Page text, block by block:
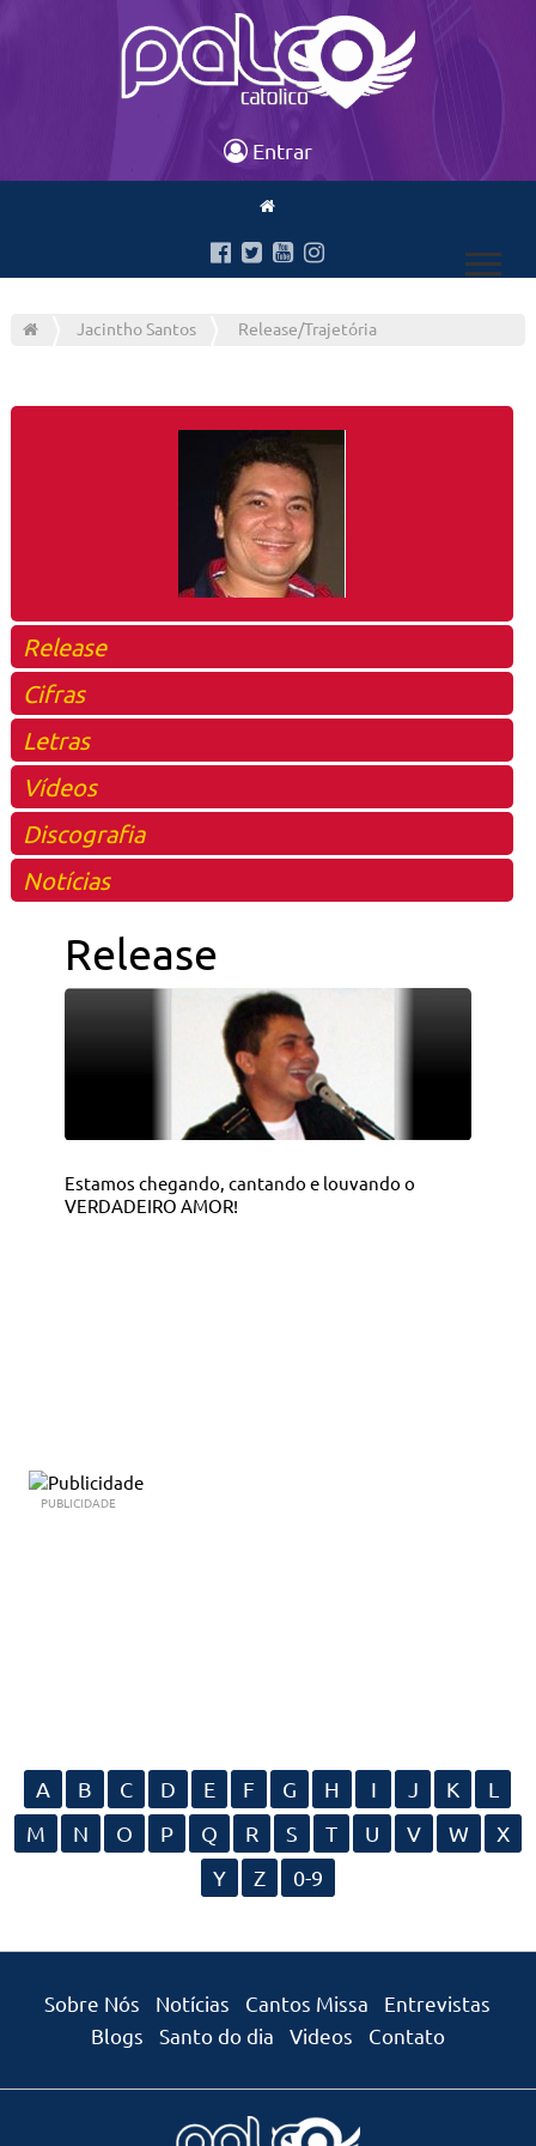
Entrar
Jacintho Santos Release/Trajetória
Release
Cifras
Letras
Vídeos
Discografia
Notícias
Release
Estamos chegando, cantando e louvando o
VERDADEIRO AMOR!
PUBLICIDADE
A B C D E F G H I J K
L
M
N O P Q R S T U V W
X
Y
Z 0-9
Sobre Nós Notícias Cantos Missa
Entrevistas
Blogs
Santo do dia Videos Contato